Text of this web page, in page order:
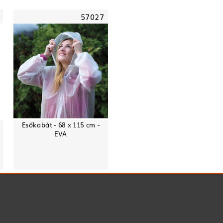
57027
Esőkabát - 68 x 115 cm -
EVA